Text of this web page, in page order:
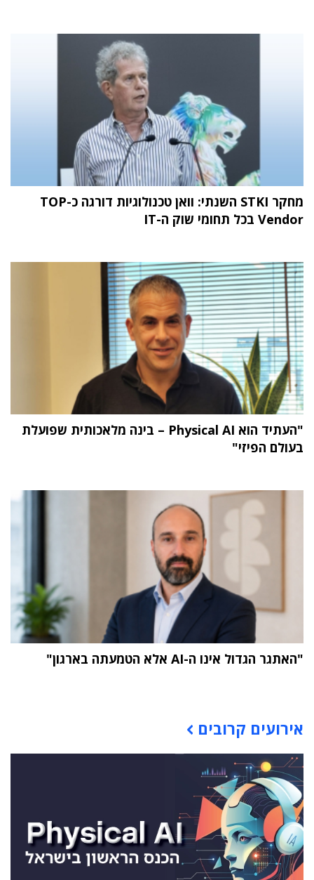
מחקר STKI השנתי: וואן טכנולוגיות דורגה כ-TOP
Vendor בכל תחומי שוק ה-IT
"העתיד הוא Physical AI – בינה מלאכותית שפועלת
בעולם הפיזי"
"האתגר הגדול אינו ה-AI אלא הטמעתה בארגון"
אירועים קרובים